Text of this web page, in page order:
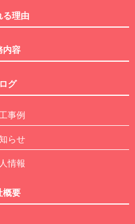
る理由
内容
グ
事例
らせ
情報
概要